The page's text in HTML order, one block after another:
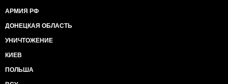
АРМИЯ РФ
ДОНЕЦКАЯ ОБЛАСТЬ
УНИЧТОЖЕНИЕ
КИЕВ
ПОЛЬША